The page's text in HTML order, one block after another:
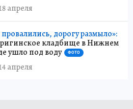
апреля
дорогу размыло»:
кладбище в Нижнем
ушло под воду
ФОТО
апреля